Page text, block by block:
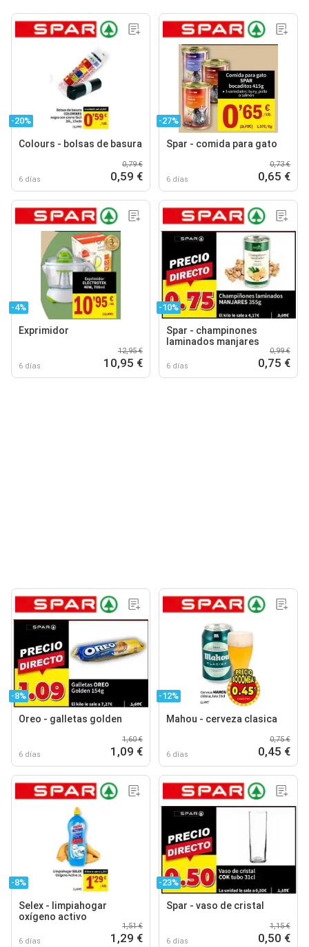
-20%
Colours - bolsas de basura
6 días
0,79 €
0,59 €
-27%
Spar - comida para gato
6 días
0,73 €
0,65 €
-4%
Exprimidor
6 días
12,95 €
10,95 €
-10%
Spar - champinones
laminados manjares
6 días
0,99 €
0,75 €
-8%
Oreo - galletas golden
6 días
1,60 €
1,09 €
-12%
Mahou - cerveza clasica
6 días
0,75 €
0,45 €
-8%
Selex - limpiahogar
oxígeno activo
6 días
1,51 €
1,29 €
-23%
Spar - vaso de cristal
6 días
1,15 €
0,50 €